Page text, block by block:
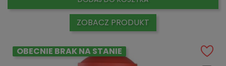
ZOBACZ PRODUKT
OBECNIE BRAK NA STANIE